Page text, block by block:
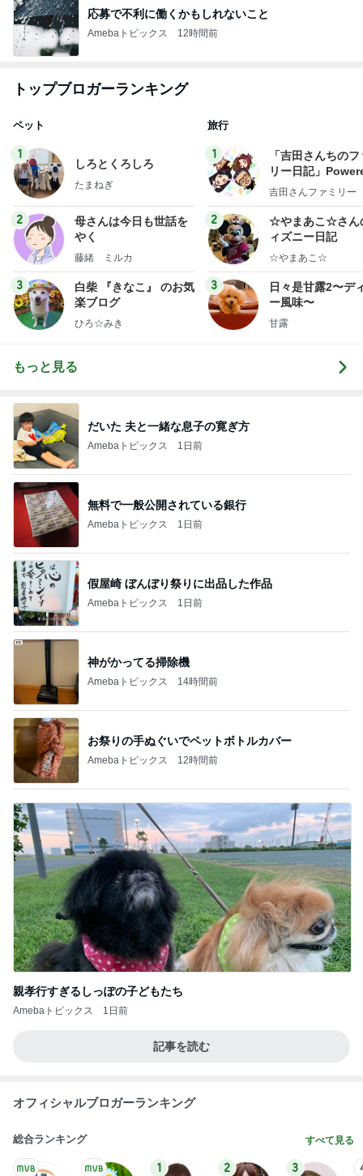
応募で不利に働くかもしれないこと
Amebaトピックス 12時間前
トップブロガーランキング
ペット
1
しろとくろしろ
たまねぎ
2
母さんは今日も世話を
やく
藤緒 ミルカ
3
白柴 『きなこ』 のお気
楽ブログ
ひろ☆みき
旅行
1
「吉田さんちの
リー日記」
y Ameba 吉田さ
ログ
吉田さんファミリー
2
☆やまあこ☆さん
ィズニー日記
☆やまあこ☆
3
日々是甘露2〜デ
ー風味〜
甘露
もっと見る
だいた 夫と一緒な息子の寛ぎ方
Amebaトピックス 1日前
無料で一般公開されている銀行
Amebaトピックス 1日前
假屋崎 ぼんぼり祭りに出品した作品
Amebaトピックス 1日前
神がかってる掃除機
Amebaトピックス 14時間前
お祭りの手ぬぐいでペットボトルカバー
Amebaトピックス 12時間前
親孝行すぎるしっぽの子どもたち
Amebaトピックス 1日前
記事を読む
オフィシャルブロガーランキング
総合ランキング すべて見る
1 2 3